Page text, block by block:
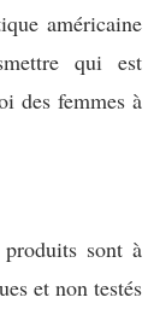
américaine
qui est
des femmes à
sont à
et non testés